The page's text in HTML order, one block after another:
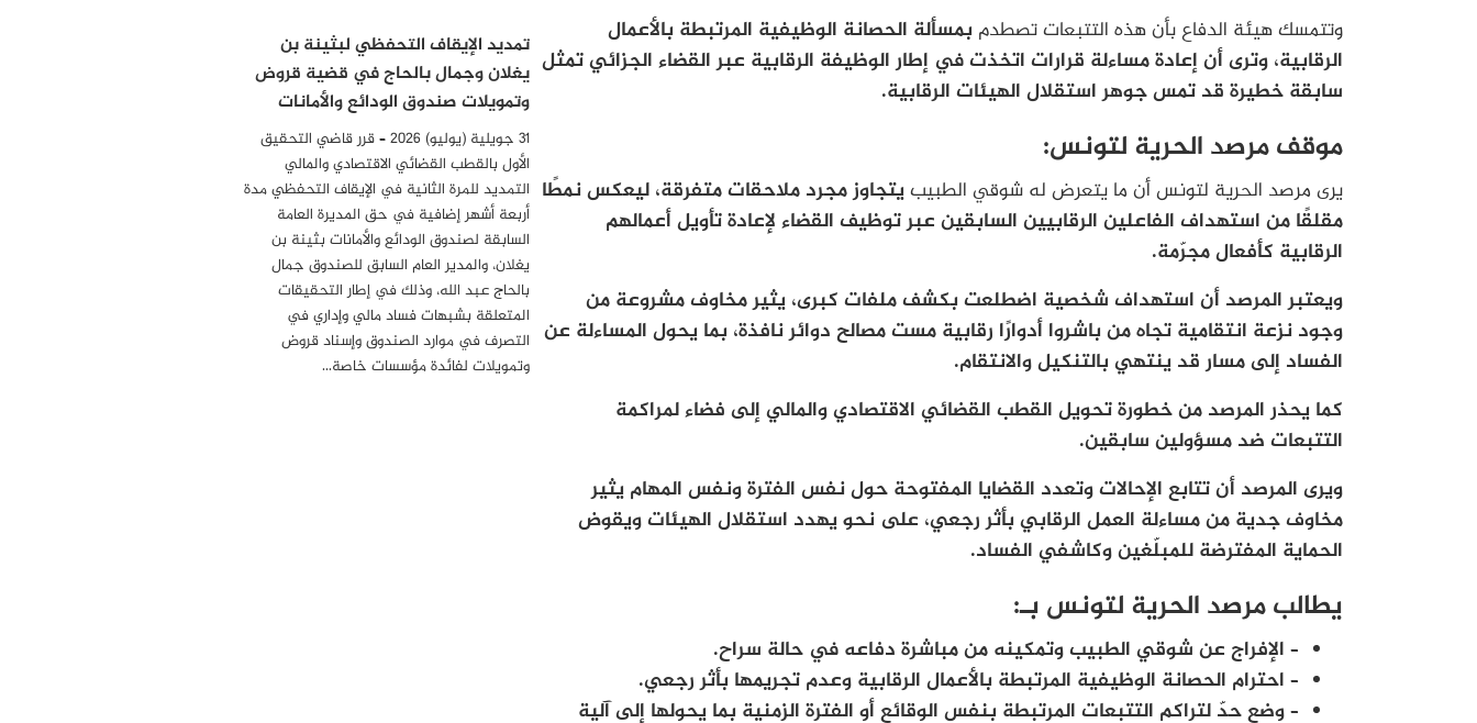
وتتمسك هيئة الدفاع بأن هذه التتبعات تصطدم بمسألة الحصانة الوظيفية المرتبطة بالأعمال
الرقابية، وترى أن إعادة مساءلة قرارات اتخذت في إطار الوظيفة الرقابية عبر القضاء الجزائي تمثل
سابقة خطيرة قد تمس جوهر استقلال الهيئات الرقابية.
موقف مرصد الحرية لتونس:
يرى مرصد الحرية لتونس أن ما يتعرض له شوقي الطبيبيتجاوز مجرد ملاحقات متفرقة، ليعكس نمطًا
مقلقًا من استهداف الفاعلين الرقابيين السابقين عبر توظيف القضاء لإعادة تأويل أعمالهم
الرقابية كأفعال مجرّمة.
ويعتبر المرصد أن استهداف شخصية اضطلعت بكشف ملفات كبرى، يثير مخاوف مشروعة من
وجود نزعة انتقامية تجاه من باشروا أدوارًا رقابية مست مصالح دوائر نافذة، بما يحول المساءلة عن
الفساد إلى مسار قد ينتهي بالتنكيل والانتقام.
كما يحذر المرصد من خطورة تحويل القطب القضائي الاقتصادي والمالي إلى فضاء لمراكمة
التتبعات ضد مسؤولين سابقين.
ويرى المرصد أن تتابع الإحالات وتعدد القضايا المفتوحة حول نفس الفترة ونفس المهام يثير
مخاوف جدية من مساءلة العمل الرقابي بأثر رجعي، على نحو يهدد استقلال الهيئات ويقوض
الحماية المفترضة للمبلّغين وكاشفي الفساد.
يطالب مرصد الحرية لتونس بـ:
– الإفراج عن شوقي الطبيب وتمكينه من مباشرة دفاعه في حالة سراح.
– احترام الحصانة الوظيفية المرتبطة بالأعمال الرقابية وعدم تجريمها بأثر رجعي.
– وضع حدّ لتراكم التتبعات المرتبطة بنفس الوقائع أو الفترة الزمنية بما يحولها إلى آلية
تمديد الإيقاف التحفظي لبثينة بن
يغلان وجمال بالحاج في قضية قروض
وتمويلات صندوق الودائع والأمانات
31 جويلية (يوليو) 2026 – قرر قاضي التحقيق
الأول بالقطب القضائي الاقتصادي والمالي
التمديد للمرة الثانية في الإيقاف التحفظي مدة
أربعة أشهر إضافية في حق المديرة العامة
السابقة لصندوق الودائع والأمانات بثينة بن
يغلان، والمدير العام السابق للصندوق جمال
بالحاج عبد الله، وذلك في إطار التحقيقات
المتعلقة بشبهات فساد مالي وإداري في
التصرف في موارد الصندوق وإسناد قروض
وتمويلات لفائدة مؤسسات خاصة…